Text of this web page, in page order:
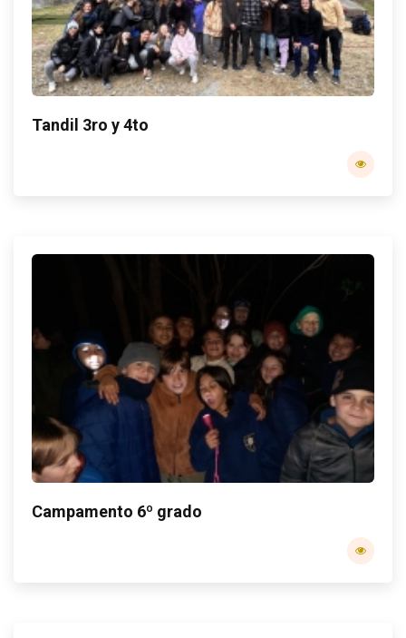
Tandil 3ro y 4to
Campamento 6º grado